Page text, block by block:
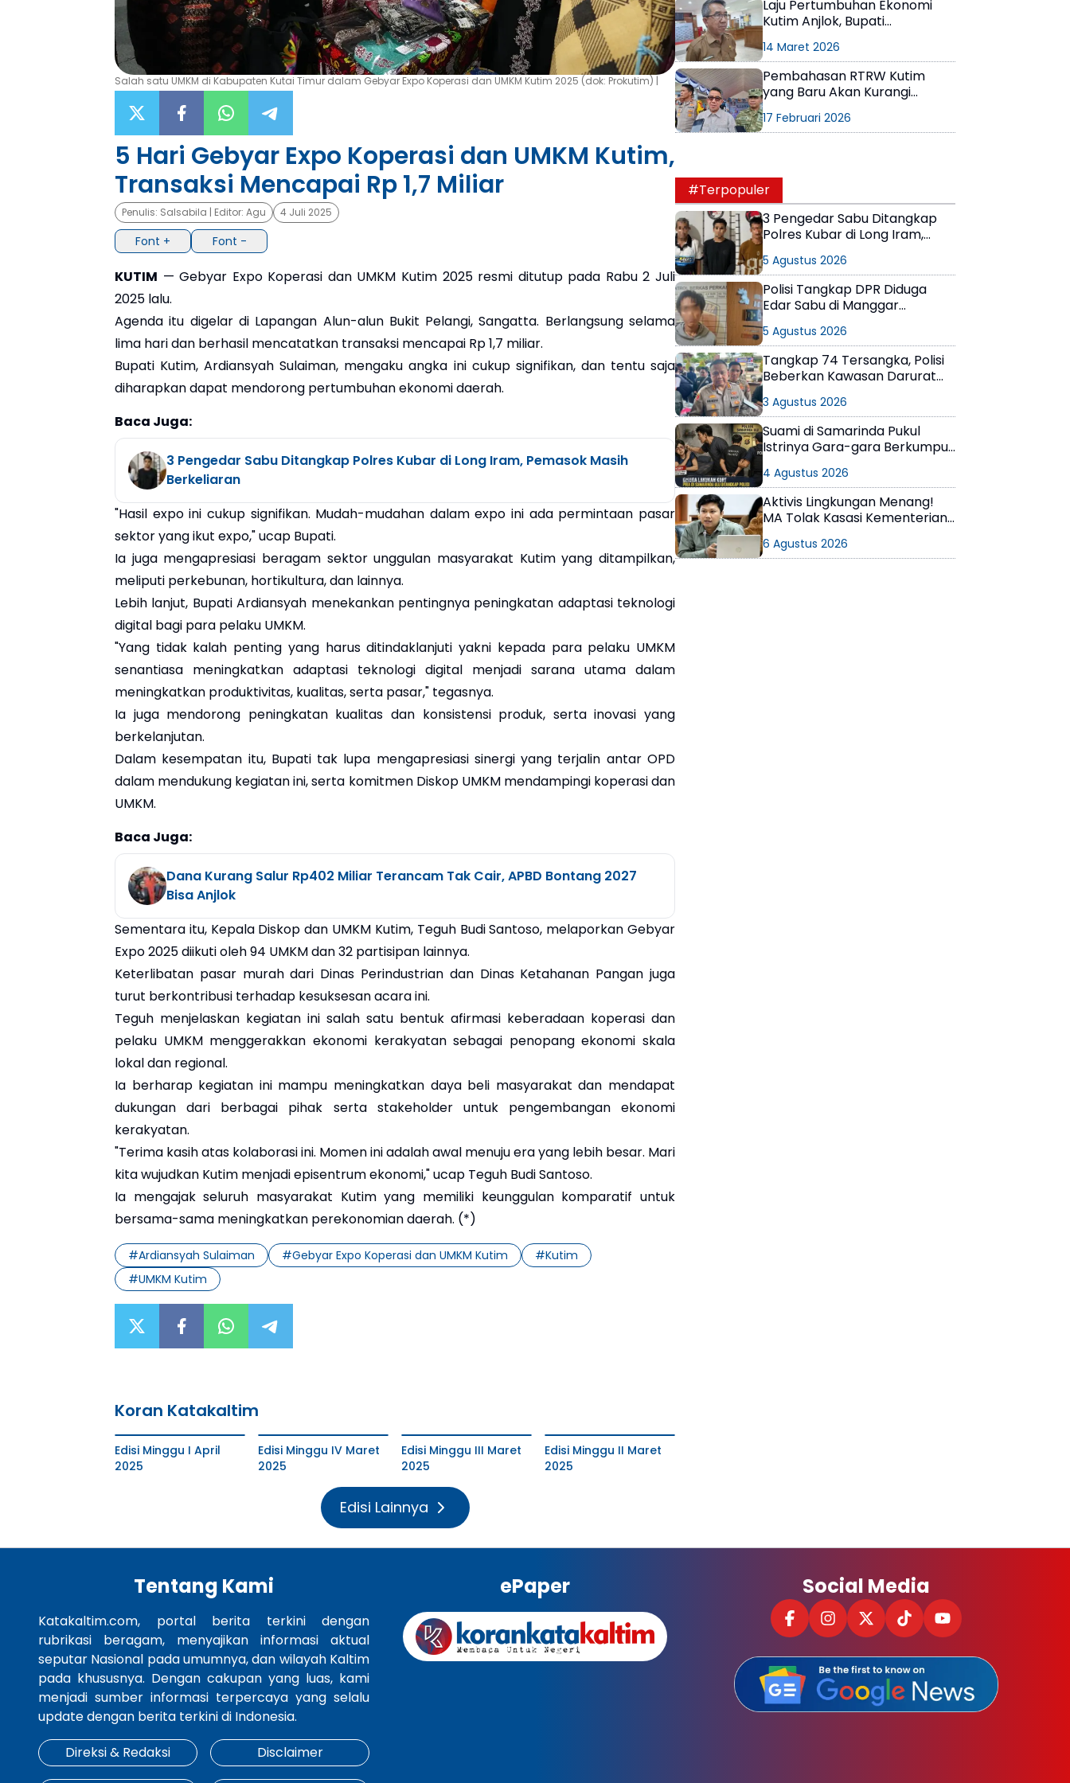
Salah satu UMKM di Kabupaten Kutai Timur dalam Gebyar Expo Koperasi dan UMKM Kutim 2025 (dok: Prokutim) |
5 Hari Gebyar Expo Koperasi dan UMKM Kutim,
Transaksi Mencapai Rp 1,7 Miliar
Penulis: Salsabila | Editor: Agu 4 Juli 2025
Font + Font -
KUTIM — Gebyar Expo Koperasi dan UMKM Kutim 2025 resmi ditutup pada Rabu 2 Juli
2025 lalu.
Agenda itu digelar di Lapangan Alun-alun Bukit Pelangi, Sangatta. Berlangsung selama
lima hari dan berhasil mencatatkan transaksi mencapai Rp 1,7 miliar.
Bupati Kutim, Ardiansyah Sulaiman, mengaku angka ini cukup signifikan, dan tentu saja
diharapkan dapat mendorong pertumbuhan ekonomi daerah.
Baca Juga:
3 Pengedar Sabu Ditangkap Polres Kubar di Long Iram, Pemasok Masih
Berkeliaran
"Hasil expo ini cukup signifikan. Mudah-mudahan dalam expo ini ada permintaan pasar
sektor yang ikut expo," ucap Bupati.
Ia juga mengapresiasi beragam sektor unggulan masyarakat Kutim yang ditampilkan,
meliputi perkebunan, hortikultura, dan lainnya.
Lebih lanjut, Bupati Ardiansyah menekankan pentingnya peningkatan adaptasi teknologi
digital bagi para pelaku UMKM.
"Yang tidak kalah penting yang harus ditindaklanjuti yakni kepada para pelaku UMKM
senantiasa meningkatkan adaptasi teknologi digital menjadi sarana utama dalam
meningkatkan produktivitas, kualitas, serta pasar," tegasnya.
Ia juga mendorong peningkatan kualitas dan konsistensi produk, serta inovasi yang
berkelanjutan.
Dalam kesempatan itu, Bupati tak lupa mengapresiasi sinergi yang terjalin antar OPD
dalam mendukung kegiatan ini, serta komitmen Diskop UMKM mendampingi koperasi dan
UMKM.
Baca Juga:
Dana Kurang Salur Rp402 Miliar Terancam Tak Cair, APBD Bontang 2027
Bisa Anjlok
Sementara itu, Kepala Diskop dan UMKM Kutim, Teguh Budi Santoso, melaporkan Gebyar
Expo 2025 diikuti oleh 94 UMKM dan 32 partisipan lainnya.
Keterlibatan pasar murah dari Dinas Perindustrian dan Dinas Ketahanan Pangan juga
turut berkontribusi terhadap kesuksesan acara ini.
Teguh menjelaskan kegiatan ini salah satu bentuk afirmasi keberadaan koperasi dan
pelaku UMKM menggerakkan ekonomi kerakyatan sebagai penopang ekonomi skala
lokal dan regional.
Ia berharap kegiatan ini mampu meningkatkan daya beli masyarakat dan mendapat
dukungan dari berbagai pihak serta stakeholder untuk pengembangan ekonomi
kerakyatan.
"Terima kasih atas kolaborasi ini. Momen ini adalah awal menuju era yang lebih besar. Mari
kita wujudkan Kutim menjadi episentrum ekonomi," ucap Teguh Budi Santoso.
Ia mengajak seluruh masyarakat Kutim yang memiliki keunggulan komparatif untuk
bersama-sama meningkatkan perekonomian daerah. (*)
#Ardiansyah Sulaiman #Gebyar Expo Koperasi dan UMKM Kutim #Kutim
#UMKM Kutim
Koran Katakaltim
Edisi Minggu I April
2025
Edisi Minggu IV Maret
2025
Edisi Minggu III Maret
2025
Edisi Minggu II Maret
2025
Edisi Lainnya
Laju Pertumbuhan Ekonomi
Kutim Anjlok, Bupati
14 Maret 2026
Pembahasan RTRW Kutim
yang Baru Akan Kurangi
Semudah Itu
17 Februari 2026
#Terpopuler
3 Pengedar Sabu Ditangkap
Polres Kubar di Long Iram,
5 Agustus 2026
Polisi Tangkap DPR Diduga
Edar Sabu di Manggar
5 Agustus 2026
Tangkap 74 Tersangka, Polisi
Beberkan Kawasan Darurat
3 Agustus 2026
Suami di Samarinda Pukul
Istrinya Gara-gara Berkumpul
4 Agustus 2026
Aktivis Lingkungan Menang!
MA Tolak Kasasi Kementerian
KPC Dinyatakan Informasi
6 Agustus 2026
Tentang Kami
Katakaltim.com, portal berita terkini dengan
rubrikasi beragam, menyajikan informasi aktual
seputar Nasional pada umumnya, dan wilayah Kaltim
pada khususnya. Dengan cakupan yang luas, kami
menjadi sumber informasi terpercaya yang selalu
update dengan berita terkini di Indonesia.
Direksi & Redaksi
Disclaimer
ePaper Social Media